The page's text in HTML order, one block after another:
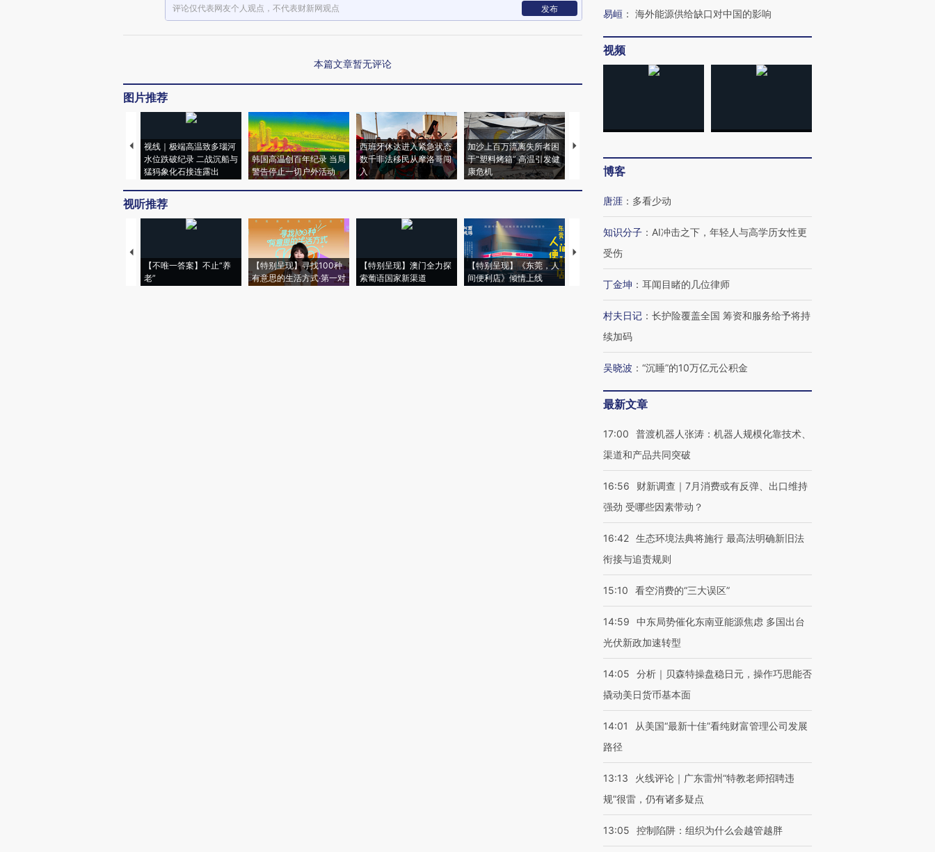
评论仅代表网友个人观点，不代表财新网观点 发布
本篇文章暂无评论
图片推荐
视线｜极端高温致多瑙河
水位跌破纪录 二战沉船与
猛犸象化石接连露出
韩国高温创百年纪录 当局
警告停止一切户外活动
西班牙休达进入紧急状态
数千非法移民从摩洛哥闯
入
加沙上百万流离失所者困
于“塑料烤箱” 高温引发健
康危机
马航飞行员跨国走私7万
粒摇头丸 尿检体内含3种
术：是什么让中产们甘
泽连斯基密集出访美英 索
视听推荐
【不唯一答案】不止“养
老”
【特别呈现】寻找100种
有意思的生活方式·第一对
【特别呈现】澳门全力探
索葡语国家新渠道
【特别呈现】《东莞，人
间便利店》倾情上线
【推广】走进第四届链博
有意思的生活方式·第三对
易峘 ： 海外能源供给缺口对中国的影响
视频
博客
唐涯 ： 多看少动
知识分子 ： AI冲击之下，年轻人与高学历女性更
受伤
丁金坤 ： 耳闻目睹的几位律师
村夫日记 ： 长护险覆盖全国 筹资和服务给予将持
续加码
吴晓波 ： “沉睡”的10万亿元公积金
最新文章
17:00
普渡机器人张涛：机器人规模化靠技术、
渠道和产品共同突破
16:56
财新调查｜7月消费或有反弹、出口维持
强劲 受哪些因素带动？
16:42 生态环境法典将施行 最高法明确新旧法
衔接与追责规则
15:10 看空消费的“三大误区”
14:59
中东局势催化东南亚能源焦虑 多国出台
光伏新政加速转型
14:05
分析｜贝森特操盘稳日元，操作巧思能否
撬动美日货币基本面
14:01
从美国“最新十佳”看纯财富管理公司发展
路径
13:13
火线评论｜广东雷州“特教老师招聘违
规”很雷，仍有诸多疑点
13:05 控制陷阱：组织为什么会越管越胖